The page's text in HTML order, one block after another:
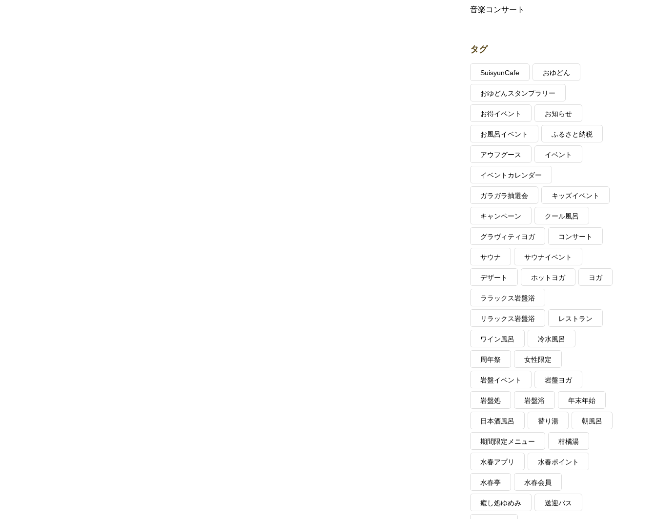
音楽コンサート
タグ
SuisyunCafe おゆどん
おゆどんスタンプラリー
お得イベント お知らせ
お風呂イベント ふるさと納税
アウフグース イベント
イベントカレンダー
ガラガラ抽選会 キッズイベント
キャンペーン クール風呂
グラヴィティヨガ コンサート
サウナ サウナイベント
デザート ホットヨガ ヨガ
ララックス岩盤浴
リラックス岩盤浴 レストラン
ワイン風呂 冷水風呂
周年祭 女性限定
岩盤イベント 岩盤ヨガ
岩盤処 岩盤浴 年末年始
日本酒風呂 替り湯 朝風呂
期間限定メニュー 柑橘湯
水春アプリ 水春ポイント
水春亭 水春会員
癒し処ゆめみ 送迎バス